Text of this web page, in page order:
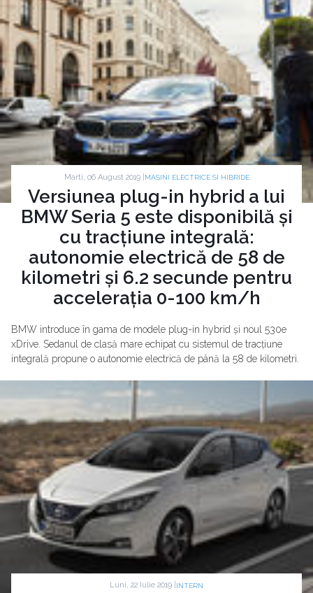
Marti, 06 August 2019 | MASINI ELECTRICE SI HIBRIDE
Versiunea plug-in hybrid a lui
BMW Seria 5 este disponibilă și
cu tracțiune integrală:
autonomie electrică de 58 de
kilometri și 6.2 secunde pentru
accelerația 0-100 km/h
BMW introduce în gama de modele plug-in hybrid și noul 530e
xDrive. Sedanul de clasă mare echipat cu sistemul de tracțiune
integrală propune o autonomie electrică de până la 58 de kilometri.
Luni, 22 Iulie 2019 | INTERN